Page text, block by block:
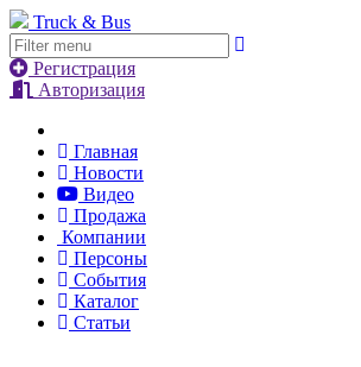
Truck & Bus
Регистрация
Авторизация
Главная
Новости
Видео
Продажа
Компании
Персоны
События
Каталог
Статьи